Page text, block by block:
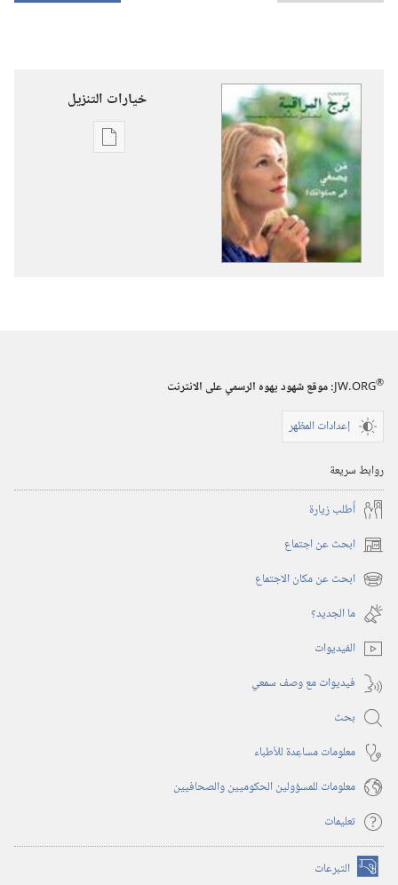
خيارات التنزيل
خيارات
JW.ORG®
:‏ موقع شهود يهوه الرسمي على الانترنت
إعدادات المظهر
روابط سريعة
أُطلب زيارة
ابحث عن اجتماع (يفتح
نافذة ابحث عن مكان الاجتماع (يفتح
نافذة
جديدة)
ما الجديد؟‏
الفيديوات
فيديوات مع وصف سمعي
بحث
معلومات مساعِدة للأطباء
معلومات للمسؤولين الحكوميين والصحافيين
تعليمات
التبرعات (يفتح